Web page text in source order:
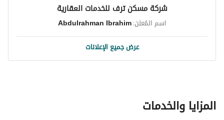
شركة مسكن ترف للخدمات العقارية
اسم المُعلن:Abdulrahman Ibrahim
عرض جميع الإعلانات
المزايا والخدمات